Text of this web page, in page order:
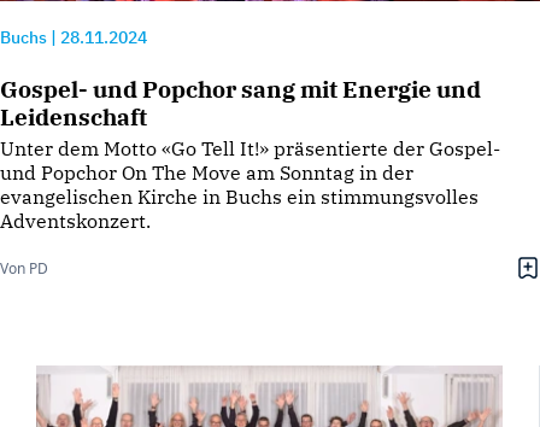
Buchs 28.11.2024
Gospel- und Popchor sang mit Energie und
Leidenschaft
Unter dem Motto «Go Tell It!» präsentierte der Gospel-
und Popchor On The Move am Sonntag in der
evangelischen Kirche in Buchs ein stimmungsvolles
Adventskonzert.
Von PD